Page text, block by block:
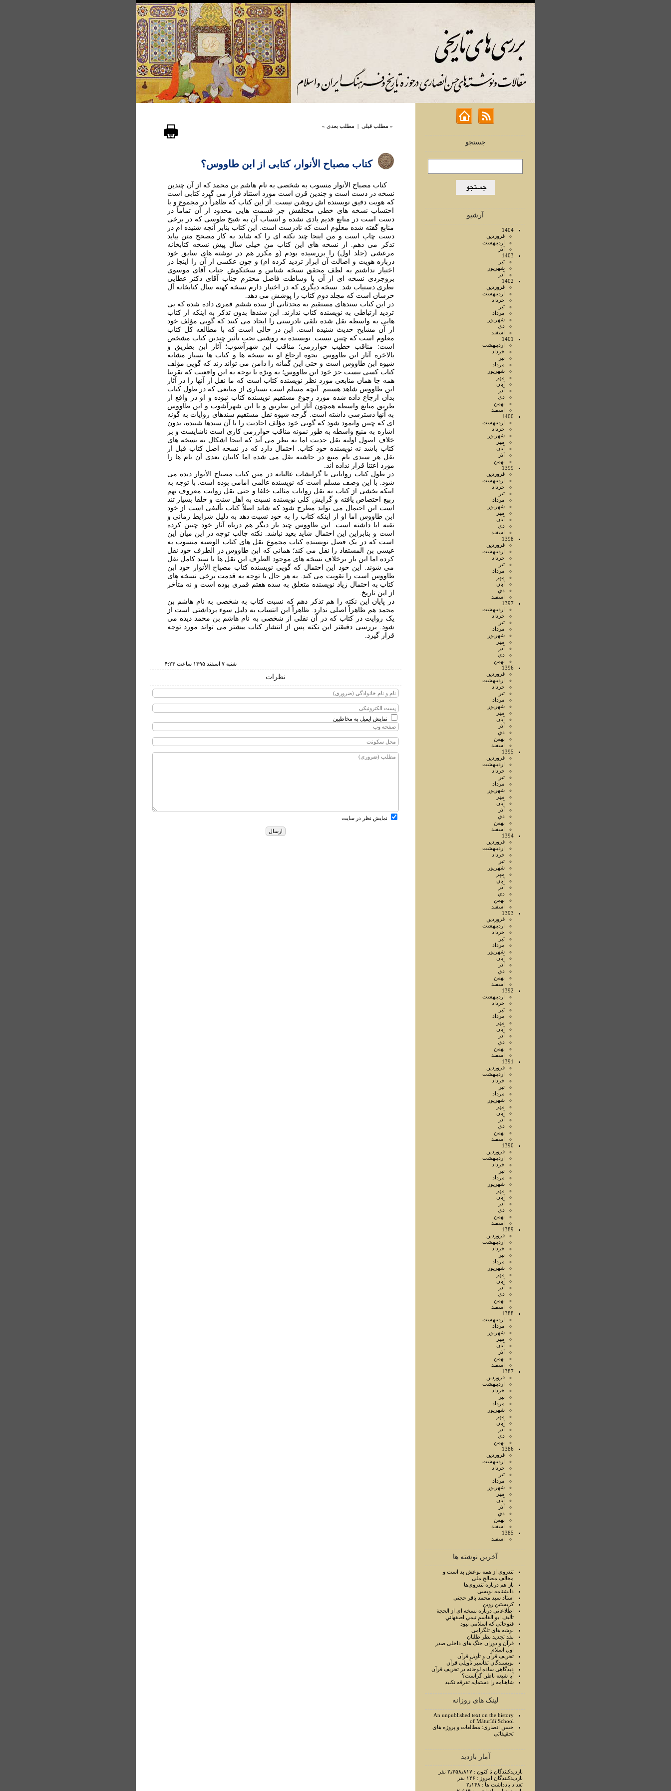
جستجو
آرشیو
1404
فروردين
ارديبهشت
آذر
1403
تير
شهريور
آذر
1402
فروردين
ارديبهشت
خرداد
تير
مرداد
شهريور
دي
اسفند
1401
ارديبهشت
خرداد
تير
مرداد
شهريور
مهر
آبان
آذر
دي
بهمن
اسفند
1400
ارديبهشت
خرداد
شهريور
مهر
آبان
آذر
بهمن
1399
فروردين
ارديبهشت
خرداد
تير
مرداد
شهريور
مهر
آبان
دي
اسفند
1398
فروردين
ارديبهشت
خرداد
تير
مرداد
مهر
آبان
دي
اسفند
1397
ارديبهشت
خرداد
تير
مرداد
شهريور
مهر
آذر
دي
بهمن
1396
فروردين
ارديبهشت
خرداد
تير
مرداد
شهريور
مهر
آبان
آذر
دي
بهمن
اسفند
1395
فروردين
ارديبهشت
خرداد
تير
مرداد
شهريور
مهر
آبان
آذر
دي
بهمن
اسفند
1394
فروردين
ارديبهشت
خرداد
تير
شهريور
مهر
آبان
آذر
دي
بهمن
اسفند
1393
فروردين
ارديبهشت
خرداد
تير
مرداد
شهريور
آبان
آذر
دي
بهمن
اسفند
1392
ارديبهشت
خرداد
تير
مرداد
مهر
آبان
آذر
دي
بهمن
اسفند
1391
فروردين
ارديبهشت
خرداد
تير
مرداد
شهريور
مهر
آبان
آذر
دي
بهمن
اسفند
1390
فروردين
ارديبهشت
خرداد
تير
مرداد
شهريور
مهر
آبان
آذر
دي
بهمن
اسفند
1389
فروردين
ارديبهشت
خرداد
تير
مرداد
شهريور
مهر
آبان
آذر
دي
بهمن
اسفند
1388
ارديبهشت
مرداد
شهريور
مهر
آبان
آذر
بهمن
اسفند
1387
فروردين
ارديبهشت
خرداد
تير
مرداد
شهريور
مهر
آبان
آذر
دي
بهمن
1386
فروردين
ارديبهشت
خرداد
تير
مرداد
شهريور
مهر
آبان
آذر
دي
بهمن
اسفند
1385
اسفند
آخرین نوشته ها
تندروی از همه نوعش بد است و
مخالف مصالح ملی
باز هم درباره تندروی‌ها
دانشنامه نویسی
استاد سيد محمد باقر حجتی
کریستین روبن
اطلاعاتی درباره نسخه ای از الحجة
تأليف ابو القاسم تيمي اصفهاني
فتوحاتی که اسلامی نبود
نوشه های تلگرامی
نقد تجدید نظر طلبان
قرآن و دوران جنگ های داخلی صدر
اول اسلام
تحريف قرآن و تأويل قرآن
نويسندگان تفاسير تأويلی قرآن
ديدگاهی ساده لوحانه در تحريف قرآن
آيا شيعه باطن گراست؟
شاهنامه را دستمايه تفرقه نکنيد
لینک های روزانه
An unpublished text on the history
of Māturīdī School
حسن انصاری: مطالعات و پروژه های
تحقیقاتی
آمار بازدید
بازدیدکنندگان تا کنون : ۲٫۳۵۸٫۸۱۷ نفر
بازدیدکنندگان امروز : ۱۴۶ نفر
تعداد یادداشت ها : ۲٫۱۴۸
« مطلب قبلی | مطلب بعدی »
کتاب مصباح الأنوار، کتابی از ابن طاووس؟
کتاب مصباح الأنوار منسوب به شخصی به نام هاشم بن محمد که از آن چندین
نسخه در دست است و چندین قرن است مورد استناد قرار می گیرد کتابی است
که هویت دقیق نویسنده اش روشن نیست. از این کتاب که ظاهراً در مجموع و با
احتساب نسخه های خطی مختلفش جز قسمت هایی محدود از آن تماماً در
دست است در منابع قدیم یادی نشده و انتساب آن به شیخ طوسی که در برخی
منابع گفته شده معلوم است که نادرست است. این کتاب بنابر آنچه شنیده ام در
دست چاپ است و من اینجا چند نکته ای را که شاید به کار مصحح متن بیاید
تذکر می دهم. از نسخه های این کتاب من خیلی سال پیش نسخه کتابخانه
مرعشی (جلد اول) را بررسیده بودم (و مکرر هم در نوشته های سابق خود
درباره هویت و اصالت آن ابراز تردید کرده ام) و چون عکسی از آن را اینجا در
اختیار نداشتم به لطف محقق نسخه شناس و سختکوش جناب آقای موسوی
بروجردی نسخه ای از آن با وساطت فاضل محترم جناب آقای دکتر عطایی
نظری دستیاب شد. نسخه دیگری که در اختیار دارم نسخه کهنه سال کتابخانه آل
خرسان است که مجلد دوم کتاب را پوشش می دهد.
در این کتاب سندهای مستقیم به محدثانی از سده ششم قمری داده شده که بی
تردید ارتباطی به نویسنده کتاب ندارند. این سندها بدون تذکر به اینکه از کتاب
هایی به واسطه نقل شده تلقی نادرستی را ایجاد می کنند که گویی مؤلف خود
از آن مشایخ حدیث شنیده است. این در حالی است که با مطالعه کل کتاب
معلوم است که چنین نیست. نویسنده به روشنی تحت تأثیر چندین کتاب مشخص
است: مناقب خطیب خوارزمی؛ مناقب ابن شهرآشوب؛ آثار ابن بطریق و
بالاخره آثار ابن طاووس. نحوه ارجاع او به نسخه ها و کتاب ها بسیار مشابه
شیوه ابن طاووس است و حتی این گمانه را دامن می تواند زند که گویی مؤلف
کتاب کسی نیست جز خود ابن طاووس؛ به ویژه با توجه به این واقعیت که تقریبا
همه جا همان منابعی مورد نظر نویسنده کتاب است که ما نقل از آنها را در آثار
ابن طاووس شاهد هستیم. آنچه مسلم است بسیاری از منابعی که در طول کتاب
بدان ارجاع داده شده مورد رجوع مستقیم نویسنده کتاب نبوده و او در واقع از
طریق منابع واسطه همچون آثار ابن بطریق و یا ابن شهرآشوب و ابن طاووس
به آنها دسترسی داشته است. گرچه شیوه نقل مستقیم سندهای روایات به گونه
ای که چنین وانمود شود که گویی خود مؤلف احادیث را با آن سندها شنیده، بدون
اشاره به منبع واسطه به طور نمونه مناقب خوارزمی کاری است ناشایست و بر
خلاف اصول اولیه نقل حدیث اما به نظر می آید که اینجا اشکال به نسخه های
کتاب باشد نه نویسنده خود کتاب. احتمال دارد که در نسخه اصل کتاب قبل از
نقل هر سندی نام منبع در حاشیه نقل می شده اما کاتبان بعدی آن نام ها را
مورد اعتنا قرار نداده اند.
در طول کتاب روایاتی با گرایشات غالیانه در متن کتاب مصباح الأنوار دیده می
شود. با این وصف مسلم است که نویسنده عالمی امامی بوده است. با توجه به
اینکه بخشی از کتاب به نقل روایات مثالب خلفا و حتی نقل روایت معروف نهم
ربیع اختصاص یافته و گرایش کلی نویسنده نسبت به اهل سنت و خلفا بسیار تند
است این احتمال می تواند مطرح شود که شاید اصلاً کتاب تألیفی است از خود
ابن طاووس اما او از اینکه کتاب را به خود نسبت دهد به دلیل شرایط زمانی و
تقیه ابا داشته است. ابن طاووس چند بار دیگر هم درباه آثار خود چنین کرده
است و بنابراین این احتمال شاید بعید نباشد. نکته جالب توجه در این میان این
است که در یک فصل نویسنده کتاب مجموع نقل های کتاب الوصیه منسوب به
عیسی بن المستفاد را نقل می کند؛ همانی که ابن طاووس در الطرف خود نقل
کرده اما این بار برخلاف نسخه های موجود الطرف این نقل ها با سند کامل نقل
می شوند. این خود این احتمال که گویی نویسنده کتاب مصباح الأنوار خود ابن
طاووس است را تقویت می کند. به هر حال با توجه به قدمت برخی نسخه های
کتاب به احتمال زیاد نویسنده متعلق به سده هفتم قمری بوده است و نه متأخر
از این تاریخ.
در پایان این نکته را هم تذکر دهم که نسبت کتاب به شخصی به نام هاشم بن
محمد هم ظاهراً اصلی ندارد. ظاهراً این انتساب به دلیل سوء برداشتی است از
یک روایت در کتاب که در آن نقلی از شخصی به نام هاشم بن محمد دیده می
شود. بررسی دقیقتر این نکته پس از انتشار کتاب بیشتر می تواند مورد توجه
قرار گیرد.
شنبه ۷ اسفند ۱۳۹۵ ساعت ۴:۲۳
نظرات
نمایش ایمیل به مخاطبین
نمایش نظر در سایت